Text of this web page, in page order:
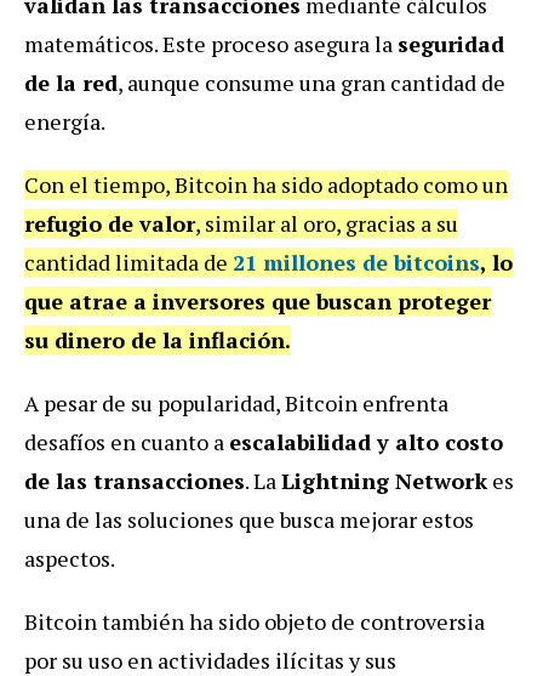
matemáticos. Este proceso asegura la seguridad
de la red, aunque consume una gran cantidad de
energía.
Con el tiempo, Bitcoin ha sido adoptado como un
refugio de valor, similar al oro, gracias a su
cantidad limitada de 21 millones de bitcoins, lo
que atrae a inversores que buscan proteger
su dinero de la inflación.
A pesar de su popularidad, Bitcoin enfrenta
desafíos en cuanto a escalabilidad y alto costo
de las transacciones. LaLightning Networkes
una de las soluciones que busca mejorar estos
aspectos.
Bitcoin también ha sido objeto de controversia
por su uso en actividades ilícitas y sus